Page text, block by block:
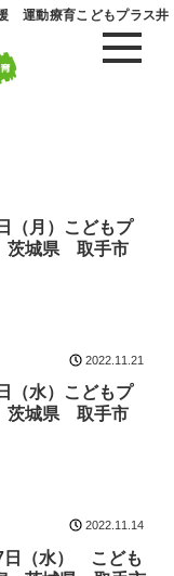
運動療育こどもプラス井
（月）こどもプ
茨城県 取手市
2022.11.21
（水）こどもプ
茨城県 取手市
2022.11.14
日（水） こども